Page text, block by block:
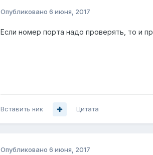
Опубликовано 6 июня, 2017
Если номер порта надо проверять, то и
Вставить ник Цитата
Опубликовано 6 июня, 2017